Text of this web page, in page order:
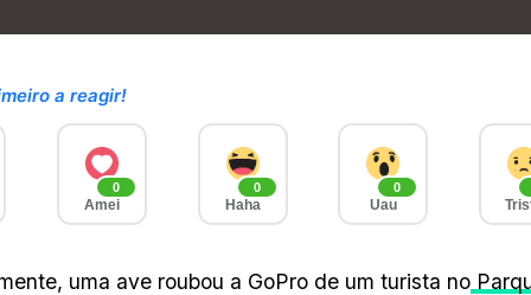
a reagir!
0
Amei
0
Haha
0
Uau
uma ave roubou a GoPro de um turista no